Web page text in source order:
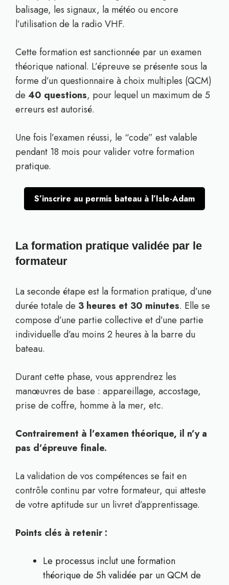
balisage, les signaux, la météo ou encore
l’utilisation de la radio VHF.
Cette formation est sanctionnée par un examen
théorique national. L’épreuve se présente sous la
forme d’un questionnaire à choix multiples (QCM)
de 40 questions, pour lequel un maximum de 5
erreurs est autorisé.
Une fois l’examen réussi, le “code” est valable
pendant 18 mois pour valider votre formation
pratique.
S’inscrire au permis bateau à l’Isle-Adam
La formation pratique validée par le
formateur
La seconde étape est la formation pratique, d’une
durée totale de 3 heures et 30 minutes. Elle se
compose d’une partie collective et d’une partie
individuelle d’au moins 2 heures à la barre du
bateau.
Durant cette phase, vous apprendrez les
manœuvres de base : appareillage, accostage,
prise de coffre, homme à la mer, etc.
Contrairement à l’examen théorique, il n’y a
pas d’épreuve finale.
La validation de vos compétences se fait en
contrôle continu par votre formateur, qui atteste
de votre aptitude sur un livret d’apprentissage.
Points clés à retenir :
Le processus inclut une formation
théorique de 5h validée par un QCM de